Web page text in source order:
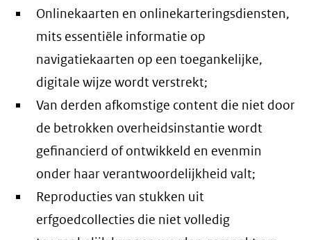
Onlinekaarten en onlinekarteringsdiensten,
mits essentiële informatie op
navigatiekaarten op een toegankelijke,
digitale wijze wordt verstrekt;
Van derden afkomstige content die niet door
de betrokken overheidsinstantie wordt
gefinancierd of ontwikkeld en evenmin
onder haar verantwoordelijkheid valt;
Reproducties van stukken uit
erfgoedcollecties die niet volledig